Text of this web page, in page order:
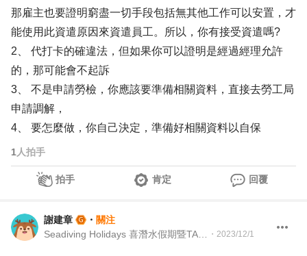
那雇主也要證明窮盡一切手段包括無其他工作可以安置，才
能使用此資遣原因來資遣員工。所以，你有接受資遣嗎?
2、 代打卡的確違法，但如果你可以證明是經過經理允許
的，那可能會不起訴
3、 不是申請勞檢，你應該要準備相關資料，直接去勞工局
申請調解，
4、 要怎麼做，你自己決定，準備好相關資料以自保
1 人拍手
拍手 肯定 回覆
謝建章 ・ 關注
・ 2023/12/1